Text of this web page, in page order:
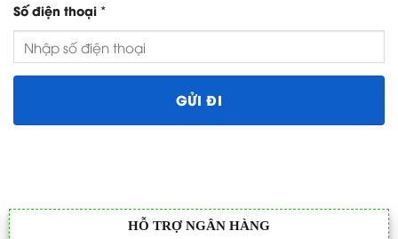
Số điện thoại *
HỖ TRỢ NGÂN HÀNG